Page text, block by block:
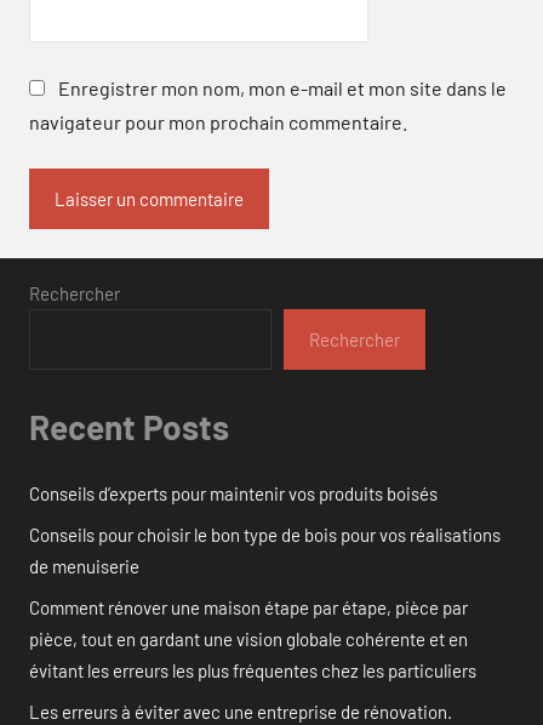
Enregistrer mon nom, mon e-mail et mon site dans le
navigateur pour mon prochain commentaire.
Rechercher
Rechercher
Recent Posts
Conseils d’experts pour maintenir vos produits boisés
Conseils pour choisir le bon type de bois pour vos réalisations
de menuiserie
Comment rénover une maison étape par étape, pièce par
pièce, tout en gardant une vision globale cohérente et en
évitant les erreurs les plus fréquentes chez les particuliers
Les erreurs à éviter avec une entreprise de rénovation.